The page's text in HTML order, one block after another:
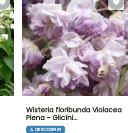
Wisteria floribunda Violacea
Plena - Glicíni…
A DESCOBRIR